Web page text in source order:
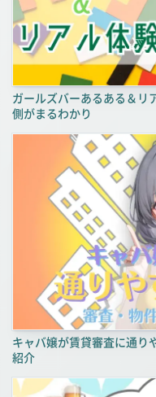
ガールズバーあるある＆リ
側がまるわかり
キャバ嬢が賃貸審査に通り
紹介